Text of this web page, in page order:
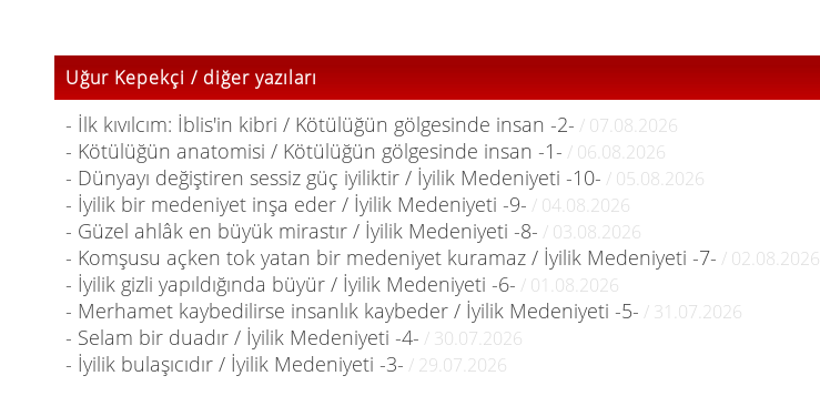
Uğur Kepekçi / diğer yazıları
- İlk kıvılcım: İblis'in kibri / Kötülüğün gölgesinde insan -2- / 07.08.2026
- Kötülüğün anatomisi / Kötülüğün gölgesinde insan -1- / 06.08.2026
- Dünyayı değiştiren sessiz güç iyiliktir / İyilik Medeniyeti -10- / 05.08.2026
- İyilik bir medeniyet inşa eder / İyilik Medeniyeti -9- / 04.08.2026
- Güzel ahlâk en büyük mirastır / İyilik Medeniyeti -8- / 03.08.2026
- Komşusu açken tok yatan bir medeniyet kuramaz / İyilik Medeniyeti -7- / 02.08.2026
- İyilik gizli yapıldığında büyür / İyilik Medeniyeti -6- / 01.08.2026
- Merhamet kaybedilirse insanlık kaybeder / İyilik Medeniyeti -5- / 31.07.2026
- Selam bir duadır / İyilik Medeniyeti -4- / 30.07.2026
- İyilik bulaşıcıdır / İyilik Medeniyeti -3- / 29.07.2026